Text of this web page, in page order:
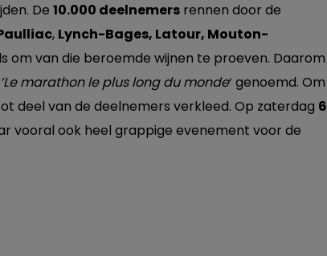
De 10.000 deelnemers rennen door de
, Lynch-Bages, Latour, Mouton-
om van die beroemde wijnen te proeven. Daarom
‘Le marathon le plus long du monde‘ genoemd. Om
deel van de deelnemers verkleed. Op zaterdag 6
vooral ook heel grappige evenement voor de